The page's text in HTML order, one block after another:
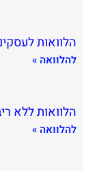
הלוואות
להלוואה »
הלוואות ללא
להלוואה »